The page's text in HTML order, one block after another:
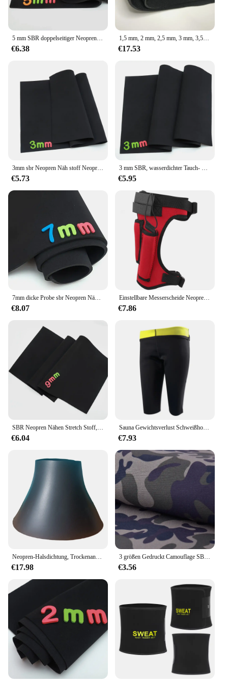
€6.38
1,5 mm, 2 mm, 2,5 mm, 3 mm, 3,5 mm, 4 mm, 4,5 mm, 5 mm Neopren-Gummi-Tauchmaterial Sbr doppelseitiges elastisches T-Tuch für Sport
€17.53
€5.73 €5.95
€8.07
Einstellbare Messerscheide Neopren Tauchen Messer Wrap Scheide Abdeckband Beinhalter Taucher Sicherheitsausrüstung Halter
€7.86
€6.04
Sauna Gewichtsverlust Schweißhose Neopren Abnehmen Workout Capri Hohe Taille Trainer Leggings Heiße Fettverbrennung Workout Fitness
€7.93
Neopren-Halsdichtung, Trockenanzug, Segel, Tauchen, Tauchanzug, Reparatur, Ersetzen der Halsdichtung für Trockenanzüge
€17.98
3 größen Gedruckt Camouflage SBR Neopren Tauchen Stoff Für DIY Nähen Handwerk Kleidung Taschen Sportswear Materialien Liefert
€3.56